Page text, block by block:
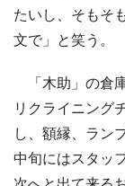
たいし、そもそ
文で」と笑う。
「木助」の倉
リクライニング
し、額縁、ラン
中旬にはスタッ